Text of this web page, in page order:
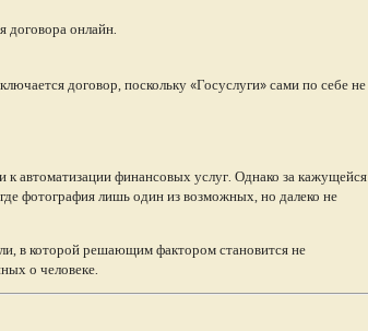
договора онлайн.
договор, поскольку «Госуслуги» сами по себе не
к автоматизации финансовых услуг. Однако за кажущейся
фотография лишь один из возможных, но далеко не
в которой решающим фактором становится не
о человеке.